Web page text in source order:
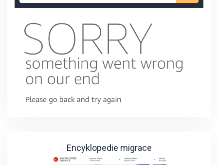
Encyklopedie migrace